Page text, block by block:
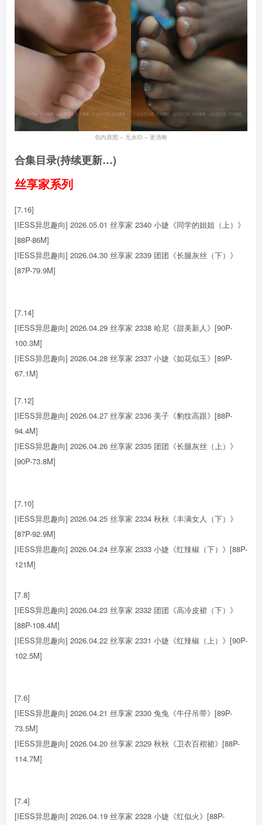
包内原图 – 无水印 – 更清晰
合集目录(持续更新…)
丝享家系列
[7.16]
[IESS异思趣向] 2026.05.01 丝享家 2340 小婕《同学的姐姐（上）》
[88P-86M]
[IESS异思趣向] 2026.04.30 丝享家 2339 团团《长腿灰丝（下）》
[87P-79.9M]
[7.14]
[IESS异思趣向] 2026.04.29 丝享家 2338 哈尼《甜美新人》[90P-
100.3M]
[IESS异思趣向] 2026.04.28 丝享家 2337 小婕《如花似玉》[89P-
67.1M]
[7.12]
[IESS异思趣向] 2026.04.27 丝享家 2336 美子《豹纹高跟》[88P-
94.4M]
[IESS异思趣向] 2026.04.26 丝享家 2335 团团《长腿灰丝（上）》
[90P-73.8M]
[7.10]
[IESS异思趣向] 2026.04.25 丝享家 2334 秋秋《丰满女人（下）》
[87P-92.9M]
[IESS异思趣向] 2026.04.24 丝享家 2333 小婕《红辣椒（下）》[88P-
121M]
[7.8]
[IESS异思趣向] 2026.04.23 丝享家 2332 团团《高冷皮裙（下）》
[88P-108.4M]
[IESS异思趣向] 2026.04.22 丝享家 2331 小婕《红辣椒（上）》[90P-
102.5M]
[7.6]
[IESS异思趣向] 2026.04.21 丝享家 2330 兔兔《牛仔吊带》[89P-
73.5M]
[IESS异思趣向] 2026.04.20 丝享家 2329 秋秋《卫衣百褶裙》[88P-
114.7M]
[7.4]
[IESS异思趣向] 2026.04.19 丝享家 2328 小婕《红似火》[88P-